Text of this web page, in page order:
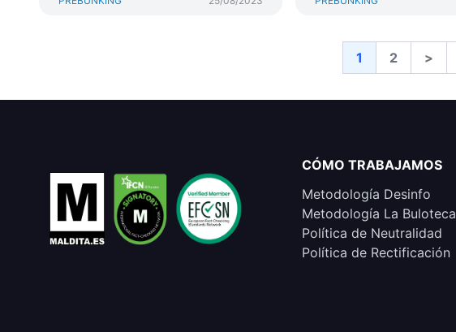
1 2 >
CÓMO TRABAJAMOS
Metodología Desinfo
Metodología La Buloteca
Política de Neutralidad
Política de Rectificación